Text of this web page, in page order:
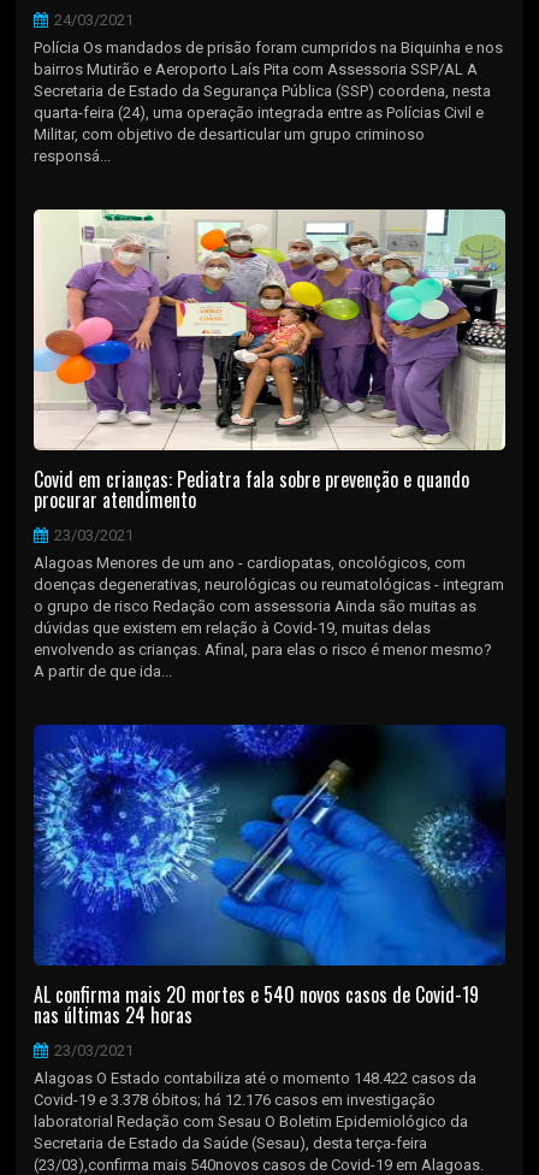
24/03/2021
Polícia Os mandados de prisão foram cumpridos na Biquinha e nos
bairros Mutirão e Aeroporto Laís Pita com Assessoria SSP/AL A
Secretaria de Estado da Segurança Pública (SSP) coordena, nesta
quarta-feira (24), uma operação integrada entre as Polícias Civil e
Militar, com objetivo de desarticular um grupo criminoso
responsá...
Covid em crianças: Pediatra fala sobre prevenção e quando
procurar atendimento
23/03/2021
Alagoas Menores de um ano - cardiopatas, oncológicos, com
doenças degenerativas, neurológicas ou reumatológicas - integram
o grupo de risco Redação com assessoria Ainda são muitas as
dúvidas que existem em relação à Covid-19, muitas delas
envolvendo as crianças. Afinal, para elas o risco é menor mesmo?
A partir de que ida...
AL confirma mais 20 mortes e 540 novos casos de Covid-19
nas últimas 24 horas
23/03/2021
Alagoas O Estado contabiliza até o momento 148.422 casos da
Covid-19 e 3.378 óbitos; há 12.176 casos em investigação
laboratorial Redação com Sesau O Boletim Epidemiológico da
Secretaria de Estado da Saúde (Sesau), desta terça-feira
(23/03),confirma mais 540novos casos de Covid-19 em Alagoas.